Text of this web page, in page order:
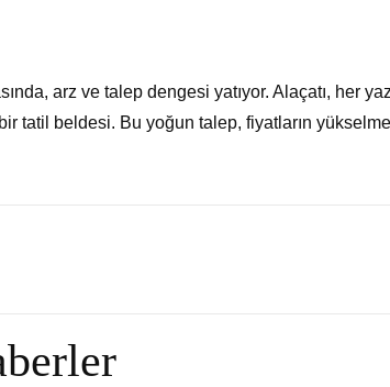
arz ve talep dengesi yatıyor. Alaçatı, her yaz
tatil beldesi. Bu yoğun talep, fiyatların